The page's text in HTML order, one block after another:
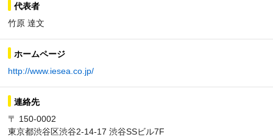
代表者
竹原 達文
ホームページ
http://www.iesea.co.jp/
連絡先
〒 150-0002
東京都渋谷区渋谷2-14-17 渋谷SSビル7F